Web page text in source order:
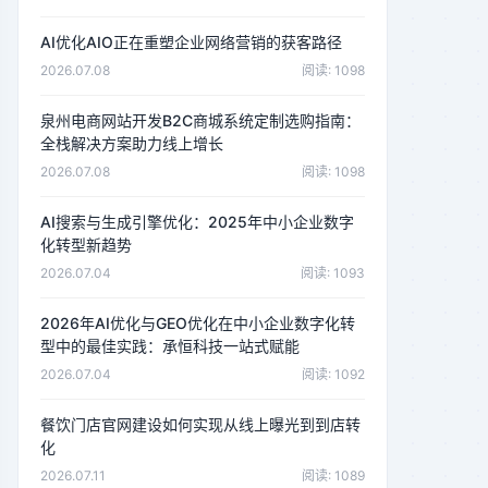
AI优化AIO正在重塑企业网络营销的获客路径
2026.07.08 阅读: 1098
泉州电商网站开发B2C商城系统定制选购指南：
全栈解决方案助力线上增长
2026.07.08 阅读: 1098
AI搜索与生成引擎优化：2025年中小企业数字
化转型新趋势
2026.07.04 阅读: 1093
2026年AI优化与GEO优化在中小企业数字化转
型中的最佳实践：承恒科技一站式赋能
2026.07.04 阅读: 1092
餐饮门店官网建设如何实现从线上曝光到到店转
化
2026.07.11 阅读: 1089